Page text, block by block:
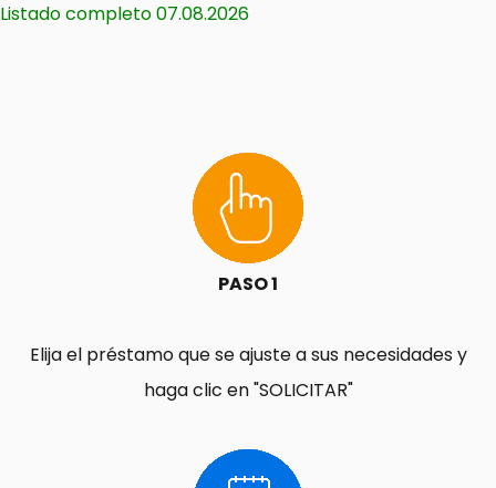
Listado completo 07.08.2026
PASO 1
Elija el préstamo que se ajuste a sus necesidades y
haga clic en "SOLICITAR"